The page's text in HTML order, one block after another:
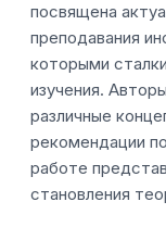
посвящена
преподавания
которыми
изучения.
различные
рекомендации
работе
становления